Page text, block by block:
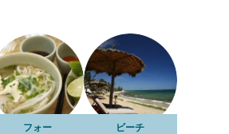
フォー ビーチ